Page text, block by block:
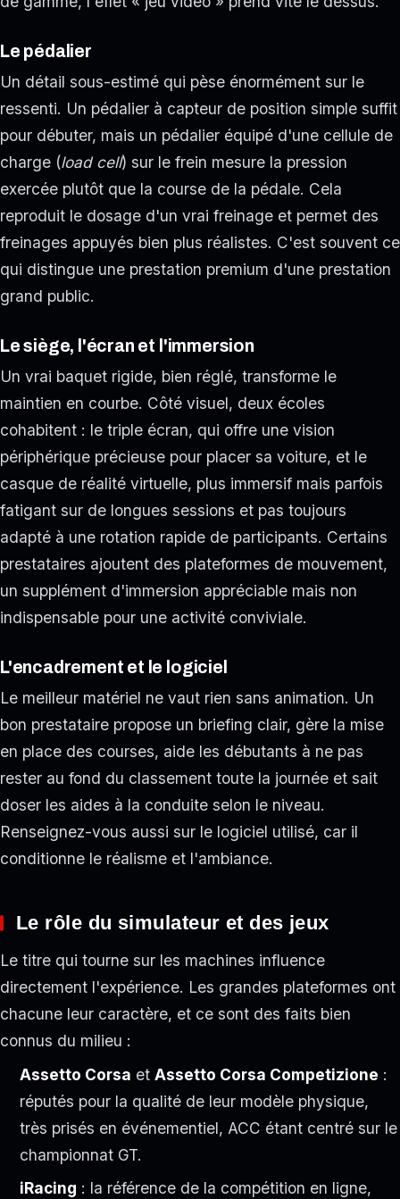
Le pédalier
Un détail sous-estimé qui pèse énormément sur le
ressenti. Un pédalier à capteur de position simple suffit
pour débuter, mais un pédalier équipé d'une cellule de
charge (load cell) sur le frein mesure la pression
exercée plutôt que la course de la pédale. Cela
reproduit le dosage d'un vrai freinage et permet des
freinages appuyés bien plus réalistes. C'est souvent ce
qui distingue une prestation premium d'une prestation
grand public.
Le siège, l'écran et l'immersion
Un vrai baquet rigide, bien réglé, transforme le
maintien en courbe. Côté visuel, deux écoles
cohabitent : le triple écran, qui offre une vision
périphérique précieuse pour placer sa voiture, et le
casque de réalité virtuelle, plus immersif mais parfois
fatigant sur de longues sessions et pas toujours
adapté à une rotation rapide de participants. Certains
prestataires ajoutent des plateformes de mouvement,
un supplément d'immersion appréciable mais non
indispensable pour une activité conviviale.
L'encadrement et le logiciel
Le meilleur matériel ne vaut rien sans animation. Un
bon prestataire propose un briefing clair, gère la mise
en place des courses, aide les débutants à ne pas
rester au fond du classement toute la journée et sait
doser les aides à la conduite selon le niveau.
Renseignez-vous aussi sur le logiciel utilisé, car il
conditionne le réalisme et l'ambiance.
Le rôle du simulateur et des jeux
Le titre qui tourne sur les machines influence
directement l'expérience. Les grandes plateformes ont
chacune leur caractère, et ce sont des faits bien
connus du milieu :
Assetto Corsa etAssetto Corsa Competizione :
réputés pour la qualité de leur modèle physique,
très prisés en événementiel, ACC étant centré sur le
championnat GT.
iRacing : la référence de la compétition en ligne,